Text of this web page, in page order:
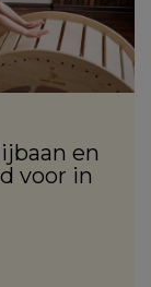
en
voor in